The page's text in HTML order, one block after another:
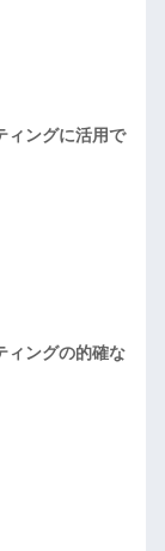
ィングに活用で
ィングの的確な